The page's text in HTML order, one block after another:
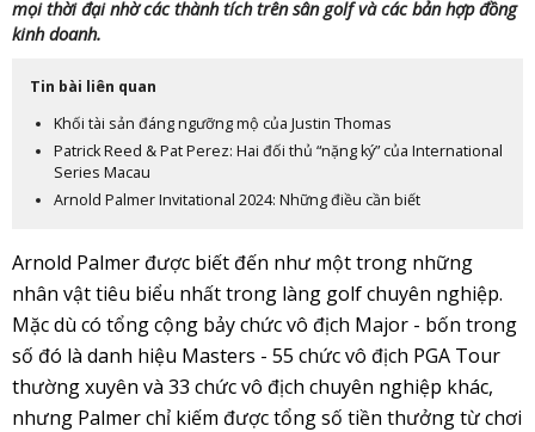
mọi thời đại nhờ các thành tích trên sân golf và các bản hợp đồng
kinh doanh.
Tin bài liên quan
Khối tài sản đáng ngưỡng mộ của Justin Thomas
Patrick Reed & Pat Perez: Hai đối thủ “nặng ký” của International
Series Macau
Arnold Palmer Invitational 2024: Những điều cần biết
Arnold Palmer được biết đến như một trong những
nhân vật tiêu biểu nhất trong làng golf chuyên nghiệp.
Mặc dù có tổng cộng bảy chức vô địch Major - bốn trong
số đó là danh hiệu Masters - 55 chức vô địch PGA Tour
thường xuyên và 33 chức vô địch chuyên nghiệp khác,
nhưng Palmer chỉ kiếm được tổng số tiền thưởng từ chơi